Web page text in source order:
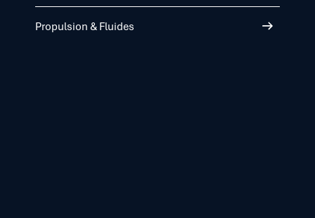
Propulsion & Fluides